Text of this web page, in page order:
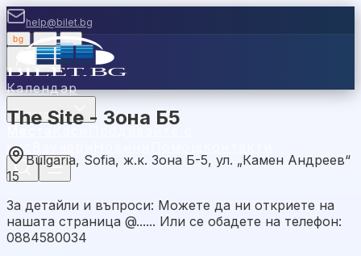
help@bilet.bg
bg |
Вход
Календар
Категории
нас
The Site - Зона Б5
Bulgaria, Sofia, ж.к. Зона Б-5, ул. „Камен Андреев“
15
За детайли и въпроси: Можете да ни откриете на
нашата страница @...... Или се обадете на телефон:
0884580034